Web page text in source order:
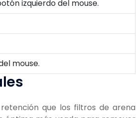
izquierdo del mouse.
mouse.
que los filtros de arena